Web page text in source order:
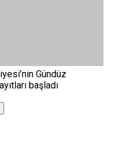
Gündüz
başladı